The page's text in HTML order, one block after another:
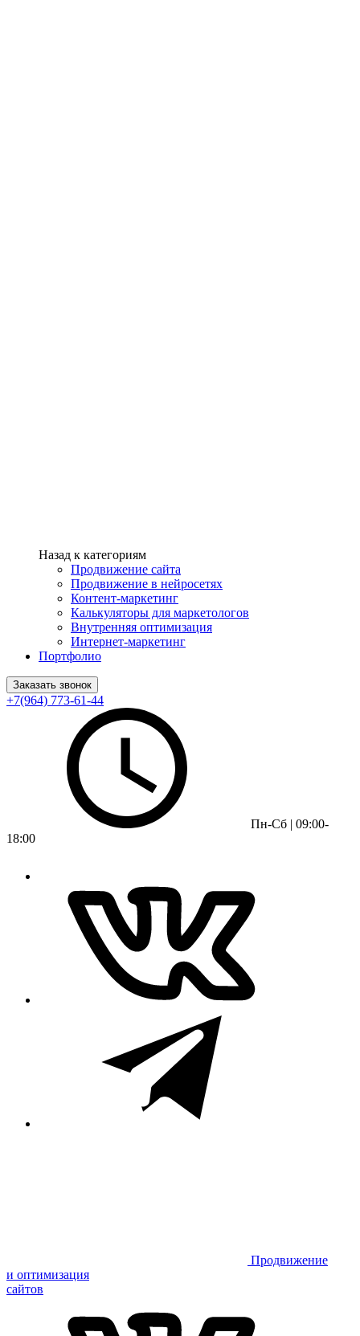
Назад к категориям
Продвижение сайта
Продвижение в нейросетях
Контент-маркетинг
Калькуляторы для маркетологов
Внутренняя оптимизация
Интернет-маркетинг
Портфолио
Заказать звонок
+7(964) 773-61-44
Пн-Сб | 09:00-
18:00
Продвижение
и оптимизация
сайтов